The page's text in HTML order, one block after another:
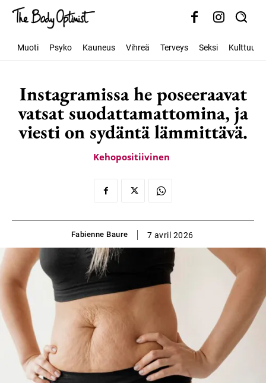
Muoti Psyko Kauneus Vihreä Terveys Seksi Kulttuuri
Instagramissa he poseeraavat
vatsat suodattamattomina, ja
viesti on sydäntä lämmittävä.
Kehopositiivinen
Fabienne Baure 7 avril 2026